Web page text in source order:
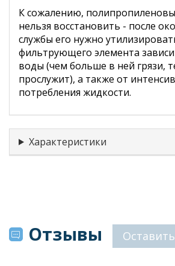
К сожалению,
нельзя восстановить - после
службы его нужно
фильтрующего элемента
воды (чем больше в ней грязи,
прослужит), а также от
потребления жидкости.
Характеристики
Отзывы